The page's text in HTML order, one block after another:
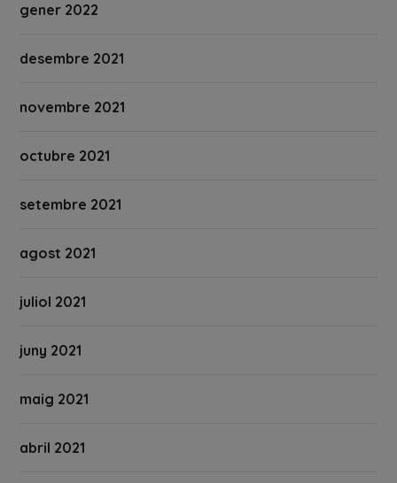
gener 2022
desembre 2021
novembre 2021
octubre 2021
setembre 2021
agost 2021
juliol 2021
juny 2021
maig 2021
abril 2021